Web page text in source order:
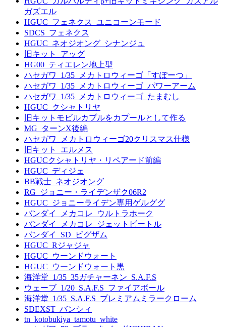
ガズエル
HGUC_フェネクス_ユニコーンモード
SDCS_フェネクス
HGUC_ネオジオング_シナンジュ
旧キット_アッグ
HG00_ティエレン地上型
ハセガワ_1/35_メカトロウィーゴ「すぽーつ」
ハセガワ_1/35_メカトロウィーゴ_パワーアーム
ハセガワ_1/35_メカトロウィーゴ_たまむし
HGUC_クシャトリヤ
旧キットモビルカプルをカプールとして作る
MG_ターンX後編
ハセガワ_メカトロウィーゴ20クリスマス仕様
旧キット_エルメス
HGUCクシャトリヤ・リペアード前編
HGUC_ディジェ
BB戦士_ネオジオング
RG_ジョニー・ライデンザク06R2
HGUC_ジョニーライデン専用ゲルググ
バンダイ_メカコレ_ウルトラホーク
バンダイ_メカコレ_ジェットビートル
バンダイ_SD_ビグザム
HGUC_Rジャジャ
HGUC_ウーンドウォート
HGUC_ウーンドウォート黒
海洋堂_1/35_35ガチャーネン_S.A.F.S
ウェーブ_1/20_S.A.F.S_ファイアボール
海洋堂_1/35_S.A.F.S_プレミアムミラークローム
SDEXST_バンシィ
tn_kotobukiya_tamotu_white